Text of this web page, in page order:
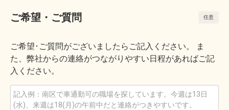
ご希望・ご質問
ご希望･ご質問がございましたらご記入ください。 ま
た、弊社からの連絡がつながりやすい日程があればご記
入ください。